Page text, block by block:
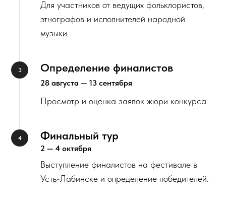
Для участников от ведущих фольклористов,
этнографов и исполнителей народной
музыки.
Определение финалистов
28 августа — 13 сентября
Просмотр и оценка заявок жюри конкурса.
Финальный тур
2 — 4 октября
Выступление финалистов на фестивале в
Усть-Лабинске и определение победителей.